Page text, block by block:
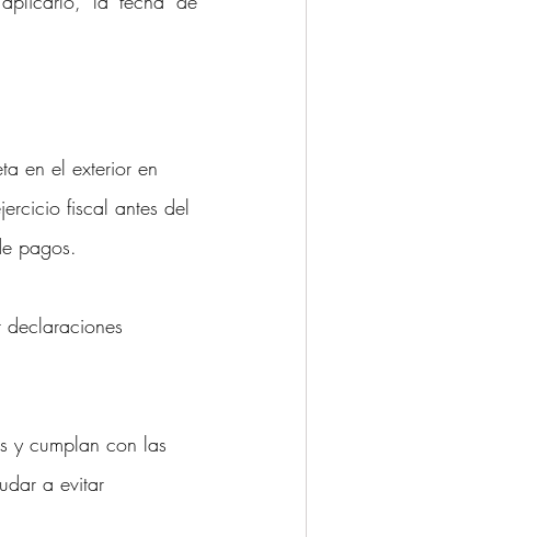
en el exterior en
fiscal antes del
pagos.
y cumplan con las
a evitar